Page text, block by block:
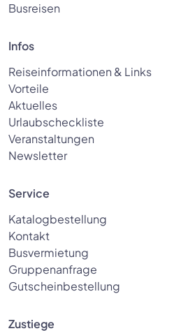
Busreisen
Infos
Reiseinformationen & Links
Vorteile
Aktuelles
Urlaubscheckliste
Veranstaltungen
Newsletter
Service
Katalogbestellung
Kontakt
Busvermietung
Gruppenanfrage
Gutscheinbestellung
Zustiege